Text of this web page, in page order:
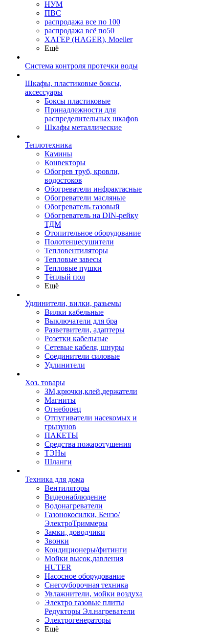
НУМ
ПВС
распродажа все по 100
распродажа всё по50
ХАГЕР (HAGER), Moeller
Ещё
Система контроля протечки воды
Шкафы, пластиковые боксы,
аксессуары
Боксы пластиковые
Принадлежности для
распределительных шкафов
Шкафы металлические
Теплотехника
Камины
Конвекторы
Обогрев труб, кровли,
водостоков
Обогреватели инфрактасные
Обогреватели масляные
Обогреватель газовый
Обогреватель на DIN-рейку
ТДМ
Отопительное оборудование
Полотенцесушители
Тепловентиляторы
Тепловые завесы
Тепловые пушки
Тёплый пол
Ещё
Удлинители, вилки, разьемы
Вилки кабельные
Выключатели для бра
Разветвители, адаптеры
Розетки кабельные
Сетевые кабеля, шнуры
Соединители силовые
Удлинители
Хоз. товары
ЗМ,крючки,клей,держатели
Магниты
Огнеборец
Отпугиватели насекомых и
грызунов
ПАКЕТЫ
Средства пожаротушения
ТЭНы
Шланги
Техника для дома
Вентиляторы
Видеонаблюдение
Водонагреватели
Газонокосилки, Бензо/
ЭлектроТриммеры
Замки, доводчики
Звонки
Кондиционеры/фитинги
Мойки высок.давления
HUTER
Насосное оборудование
Снегоуборочная техника
Увлажнители, мойки воздуха
Электро газовые плиты
Редукторы Эл.нагреватели
Электрогенераторы
Ещё